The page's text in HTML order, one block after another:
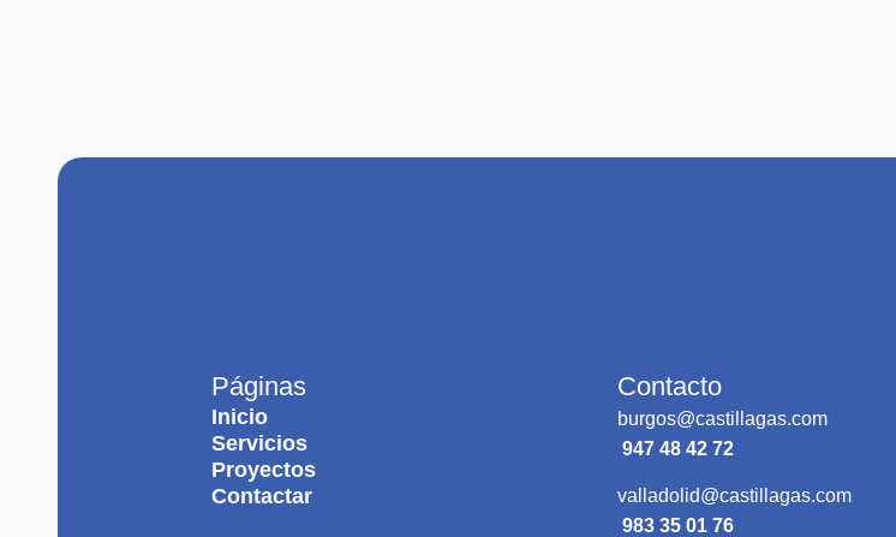
Páginas
Inicio
Servicios
Proyectos
Contactar
Contacto
burgos@castillagas.com
947 48 42 72
valladolid@castillagas.com
983 35 01 76